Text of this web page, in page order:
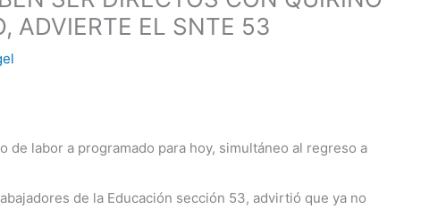
ADVIERTE EL SNTE 53
de labor a programado para hoy, simultáneo al regreso a
de la Educación sección 53, advirtió que ya no